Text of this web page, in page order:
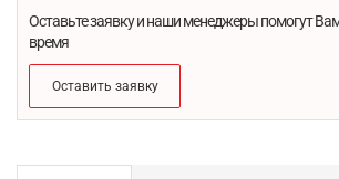
Оставьте заявку и наши менеджеры помогут
время
Оставить заявку